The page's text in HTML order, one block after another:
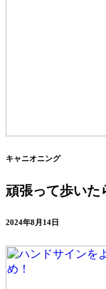
キャニオニング
頑張って歩いた
2024年8月14日